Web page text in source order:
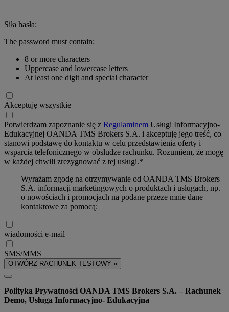
Siła hasła:
The password must contain:
8 or more characters
Uppercase and lowercase letters
At least one digit and special character
Akceptuję wszystkie
Potwierdzam zapoznanie się z Regulaminem Usługi Informacyjno-
Edukacyjnej OANDA TMS Brokers S.A. i akceptuję jego treść, co
stanowi podstawę do kontaktu w celu przedstawienia oferty i
wsparcia telefonicznego w obsłudze rachunku. Rozumiem, że mogę
w każdej chwili zrezygnować z tej usługi.*
Wyrażam zgodę na otrzymywanie od OANDA TMS Brokers
S.A. informacji marketingowych o produktach i usługach, np.
o nowościach i promocjach na podane przeze mnie dane
kontaktowe za pomocą:
wiadomości e-mail
SMS/MMS
OTWÓRZ RACHUNEK TESTOWY »
Polityka Prywatności OANDA TMS Brokers S.A. – Rachunek
Demo, Usługa Informacyjno- Edukacyjna